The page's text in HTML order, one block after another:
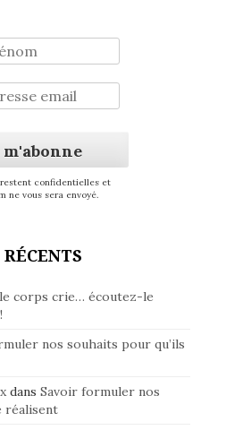
confidentielles et
ne vous sera envoyé.
corps crie… écoutez-le
nos souhaits pour qu’ils
dans Savoir formuler nos
réalisent